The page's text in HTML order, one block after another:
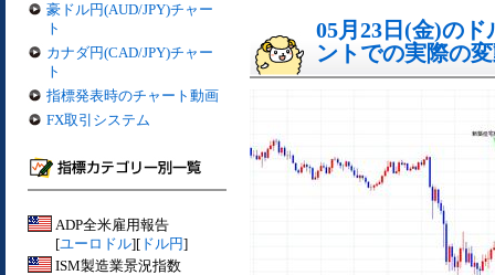
豪ドル円(AUD/JPY)チャー
ト
カナダ円(CAD/JPY)チャー
ト
指標発表時のチャート動画
FX取引システム
ADP全米雇用報告
[ユーロドル][ ドル円]
ISM製造業景況指数
05月23日(金)の
ントでの実際の